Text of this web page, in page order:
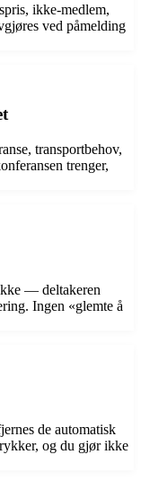
ikke-medlem,
ved påmelding
transportbehov,
trenger,
— deltakeren
Ingen «glemte å
de automatisk
og du gjør ikke